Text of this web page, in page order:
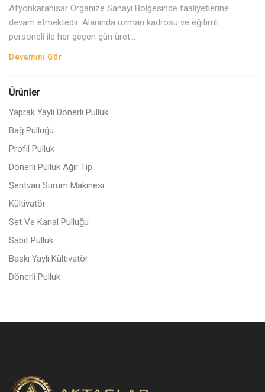
Afyonkarahisar Organize Sanayi Bölgesinde faaliyetlerine
devam etmektedir. Alanında uzman kadrosu ve eğitimli
personeli ile her geçen gün üret...
Devamını Gör
Ürünler
Yaprak Yaylı Dönerli Pulluk
Bağ Pulluğu
Profil Pulluk
Dönerli Pulluk Ağır Tip
Şeritvari Sürüm Makinesi
Kültivatör
Set Ve Kanal Pulluğu
Sabit Pulluk
Baskı Yaylı Kültivatör
Dönerli Pulluk